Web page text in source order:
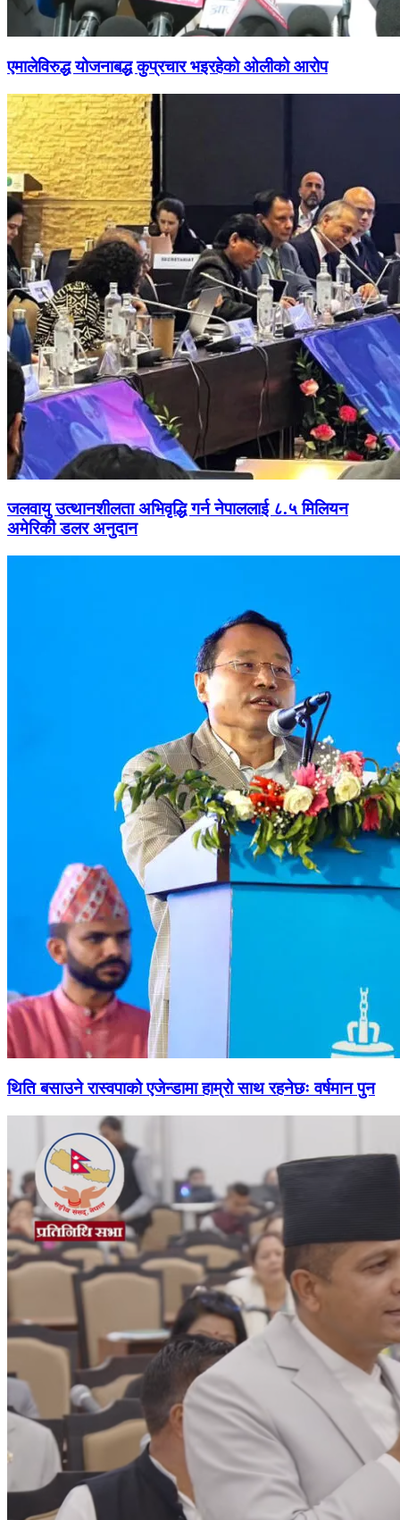
एमालेविरुद्ध योजनाबद्ध कुप्रचार भइरहेको ओलीको आरोप
जलवायु उत्थानशीलता अभिवृद्धि गर्न नेपाललाई ८.५ मिलियन
अमेरिकी डलर अनुदान
थिति बसाउने रास्वपाको एजेन्डामा हाम्रो साथ रहनेछः वर्षमान पुन